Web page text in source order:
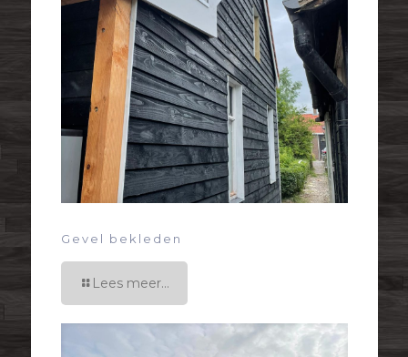
Gevel bekleden
Lees meer...